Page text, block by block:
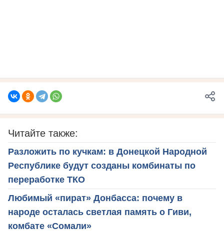
Читайте также:
Разложить по кучкам: в Донецкой Народной
Республике будут созданы комбинаты по
переработке ТКО
Любимый «пират» Донбасса: почему в
народе осталась светлая память о Гиви,
комбате «Сомали»